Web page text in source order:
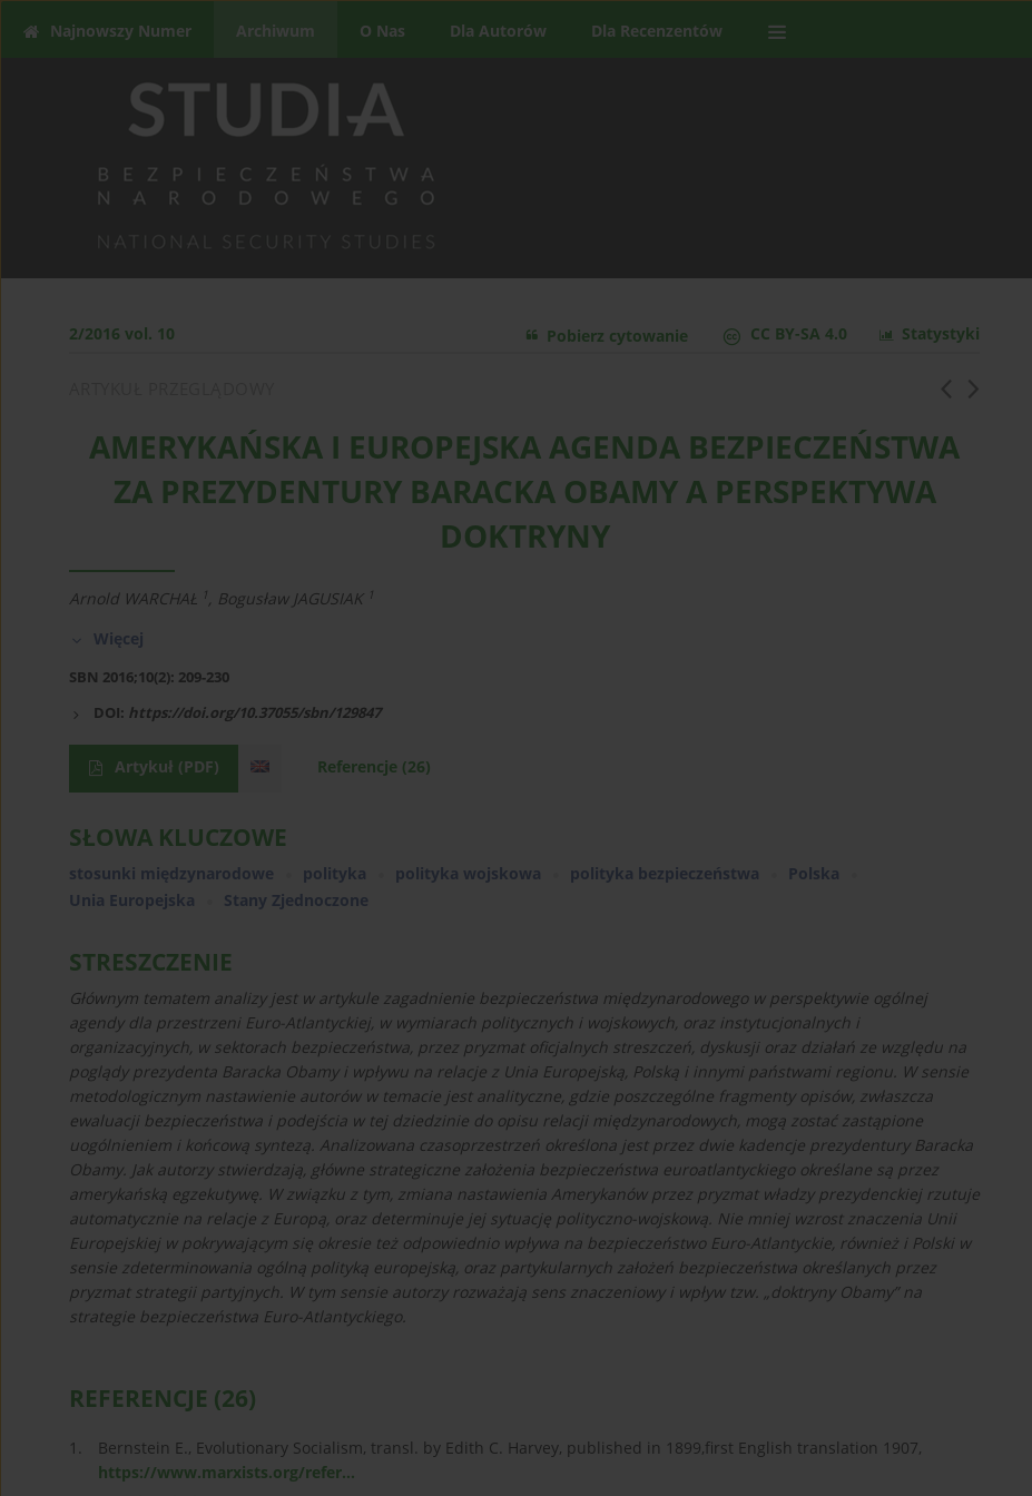
Najnowszy Numer Archiwum O Nas Dla Autorów Dla Recenzentów
2/2016 vol. 10 Statystyki
CC BY-SA 4.0
Pobierz cytowanie
AMERYKAŃSKA I EUROPEJSKA AGENDA BEZPIECZEŃSTWA
ZA PREZYDENTURY BARACKA OBAMY A PERSPEKTYWA
DOKTRYNY
Arnold WARCHAŁ 1, Bogusław JAGUSIAK 1
Więcej
SBN 2016;10(2): 209-230
DOI: https://doi.org/10.37055/sbn/129847
Artykuł (PDF) Referencje (26)
SŁOWA KLUCZOWE
stosunki międzynarodowe polityka polityka wojskowa polityka bezpieczeństwa
Polska
Unia Europejska
Stany Zjednoczone
STRESZCZENIE
Głównym tematem analizy jest w artykule zagadnienie bezpieczeństwa międzynarodowego w perspektywie ogólnej
agendy dla przestrzeni Euro-Atlantyckiej, w wymiarach politycznych i wojskowych, oraz instytucjonalnych i
organizacyjnych, w sektorach bezpieczeństwa, przez pryzmat oficjalnych streszczeń, dyskusji oraz działań ze względu na
poglądy prezydenta Baracka Obamy i wpływu na relacje z Unia Europejską, Polską i innymi państwami regionu. W sensie
metodologicznym nastawienie autorów w temacie jest analityczne, gdzie poszczególne fragmenty opisów, zwłaszcza
ewaluacji bezpieczeństwa i podejścia w tej dziedzinie do opisu relacji międzynarodowych, mogą zostać zastąpione
uogólnieniem i końcową syntezą. Analizowana czasoprzestrzeń określona jest przez dwie kadencje prezydentury Baracka
Obamy. Jak autorzy stwierdzają, główne strategiczne założenia bezpieczeństwa euroatlantyckiego określane są przez
amerykańską egzekutywę. W związku z tym, zmiana nastawienia Amerykanów przez pryzmat władzy prezydenckiej rzutuje
automatycznie na relacje z Europą, oraz determinuje jej sytuację polityczno-wojskową. Nie mniej wzrost znaczenia Unii
Europejskiej w pokrywającym się okresie też odpowiednio wpływa na bezpieczeństwo Euro-Atlantyckie, również i Polski w
sensie zdeterminowania ogólną polityką europejską, oraz partykularnych założeń bezpieczeństwa określanych przez
pryzmat strategii partyjnych. W tym sensie autorzy rozważają sens znaczeniowy i wpływ tzw. „doktryny Obamy” na
strategie bezpieczeństwa Euro-Atlantyckiego.
REFERENCJE (26)
1.
Bernstein E., Evolutionary Socialism, transl. by Edith C. Harvey, published in 1899,first English translation 1907,
https://www.marxists.org/refer...